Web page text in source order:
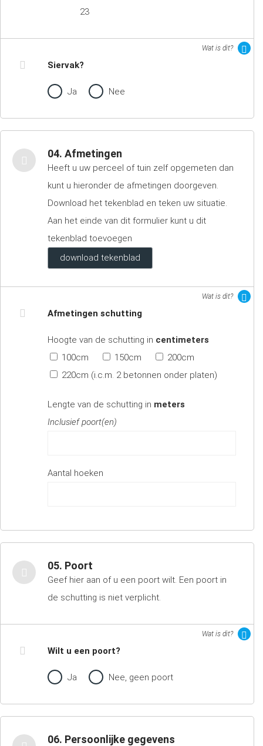
23
Wat is dit?
Siervak?
Ja Nee
04. Afmetingen
Heeft u uw perceel of tuin zelf opgemeten dan
kunt u hieronder de afmetingen doorgeven.
Download het tekenblad en teken uw situatie.
Aan het einde van dit formulier kunt u dit
tekenblad toevoegen
download tekenblad
Wat is dit?
Afmetingen schutting
Hoogte van de schutting in centimeters
100cm
150cm
200cm
220cm (i.c.m. 2 betonnen onder platen)
Lengte van de schutting in meters
Inclusief poort(en)
Aantal hoeken
05. Poort
Geef hier aan of u een poort wilt. Een poort in
de schutting is niet verplicht.
Wat is dit?
Wilt u een poort?
Ja Nee, geen poort
06. Persoonlijke gegevens